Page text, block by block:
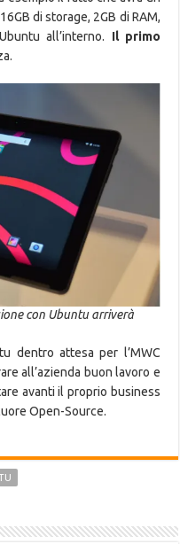
di storage, 2GB di RAM,
all’interno. Il primo
con Ubuntu arriverà
dentro attesa per l’MWC
all’azienda buon lavoro e
avanti il proprio business
Open-Source.